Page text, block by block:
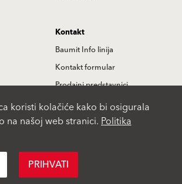
Kontakt
Baumit Info linija
Kontakt formular
Prodajni predstavnici
Partneri
Lokacije
koristi kolačiće kako bi osigurala
na našoj web stranici.Politika
PRIHVATI